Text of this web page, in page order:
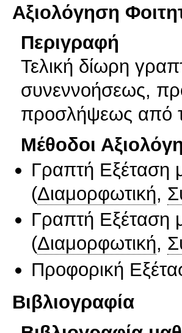
Αξιολόγηση
Περιγραφή
Τελική δίωρη
συνεννοήσεως,
προσλήψεως από
Μέθοδοι
Γραπτή Εξέταση
(Διαμορφωτική,
Γραπτή Εξέταση
(Διαμορφωτική,
Προφορική
Βιβλιογραφία